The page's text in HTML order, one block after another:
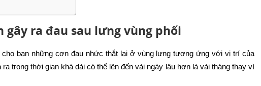
gây ra đau sau lưng vùng phổi
bạn những cơn đau nhức thắt lại ở vùng lưng tương ứng với vị trí của
trong thời gian khá dài có thể lên đến vài ngày lâu hơn là vài tháng thay vì